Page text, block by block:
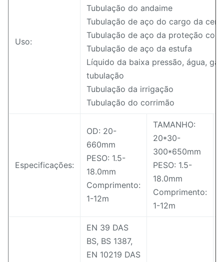
Uso:
Tubulação do andaime
Tubulação de aço do cargo da
Tubulação de aço da proteção
Tubulação de aço da estufa
Líquido da baixa pressão, água,
tubulação
Tubulação da irrigação
Tubulação do corrimão
Especificações:
OD: 20-
660mm
PESO: 1.5-
18.0mm
Comprimento:
1-12m
TAMANHO:
20*30-
300*650mm
PESO: 1.5-
18.0mm
Comprimento:
1-12m
EN 39 DAS
BS, BS 1387,
EN 10219 DAS